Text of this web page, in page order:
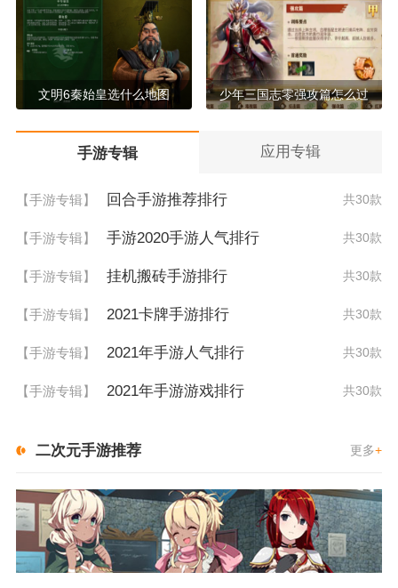
文明6秦始皇选什么地图 少年三国志零强攻篇怎么过
手游专辑 应用专辑
【手游专辑】 回合手游推荐排行 共30款
【手游专辑】 手游2020手游人气排行 共30款
【手游专辑】 挂机搬砖手游排行 共30款
【手游专辑】 2021卡牌手游排行 共30款
【手游专辑】 2021年手游人气排行 共30款
【手游专辑】 2021年手游游戏排行 共30款
二次元手游推荐 更多+